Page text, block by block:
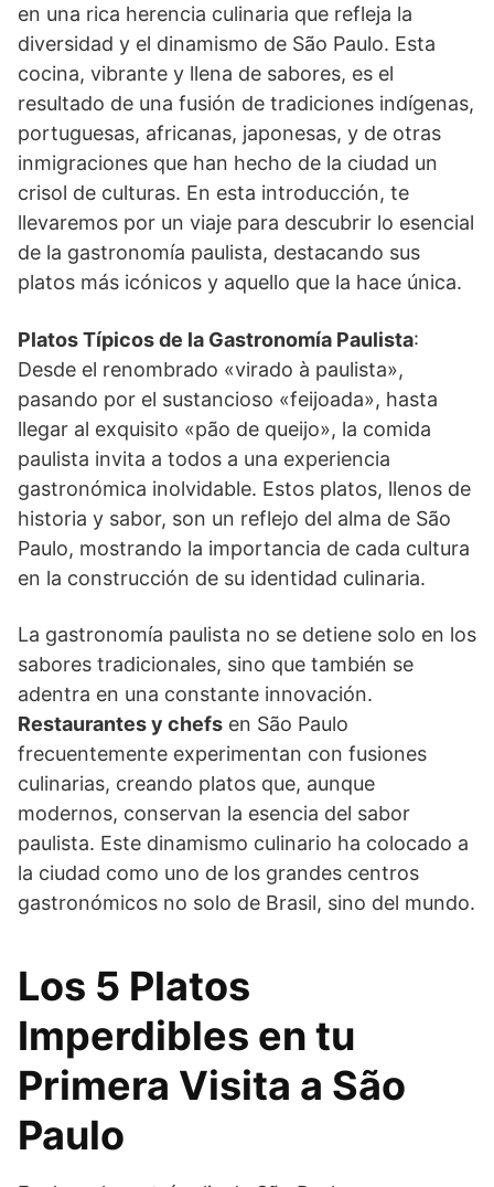
en una rica herencia culinaria que refleja la
diversidad y el dinamismo de São Paulo. Esta
cocina, vibrante y llena de sabores, es el
resultado de una fusión de tradiciones indígenas,
portuguesas, africanas, japonesas, y de otras
inmigraciones que han hecho de la ciudad un
crisol de culturas. En esta introducción, te
llevaremos por un viaje para descubrir lo esencial
de la gastronomía paulista, destacando sus
platos más icónicos y aquello que la hace única.
Platos Típicos de la Gastronomía Paulista:
Desde el renombrado «virado à paulista»,
pasando por el sustancioso «feijoada», hasta
llegar al exquisito «pão de queijo», la comida
paulista invita a todos a una experiencia
gastronómica inolvidable. Estos platos, llenos de
historia y sabor, son un reflejo del alma de São
Paulo, mostrando la importancia de cada cultura
en la construcción de su identidad culinaria.
La gastronomía paulista no se detiene solo en los
sabores tradicionales, sino que también se
adentra en una constante innovación.
Restaurantes y chefs en São Paulo
frecuentemente experimentan con fusiones
culinarias, creando platos que, aunque
modernos, conservan la esencia del sabor
paulista. Este dinamismo culinario ha colocado a
la ciudad como uno de los grandes centros
gastronómicos no solo de Brasil, sino del mundo.
Los 5 Platos
Imperdibles en tu
Primera Visita a São
Paulo